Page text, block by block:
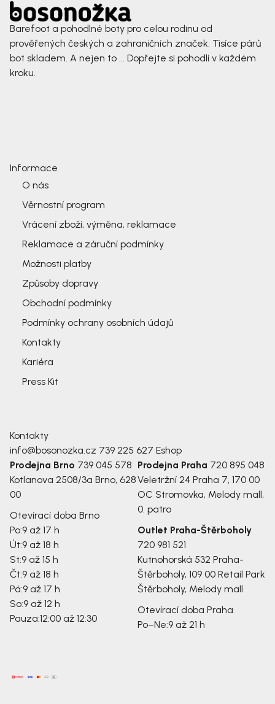
Barefoot a pohodlné boty pro celou rodinu od
prověřených českých a zahraničních značek. Tisíce párů
bot skladem. A nejen to ... Dopřejte si pohodlí v každém
kroku.
Informace
O nás
Věrnostní program
Vrácení zboží, výměna, reklamace
Reklamace a záruční podmínky
Možnosti platby
Způsoby dopravy
Obchodní podmínky
Podmínky ochrany osobních údajů
Kontakty
Kariéra
Press Kit
Kontakty
info@bosonozka.cz 739 225 627 Eshop
Prodejna Brno 739 045 578
Kotlanova 2508/3a Brno, 628
00
Otevírací doba Brno
Po:9 až 17 h
Út:9 až 18 h
St:9 až 15 h
Čt:9 až 18 h
Pá:9 až 17 h
So:9 až 12 h
Pauza:12:00 až 12:30
Prodejna Praha 720 895 048
Veletržní 24 Praha 7, 170 00
OC Stromovka, Melody mall,
0. patro
Outlet Praha-Štěrboholy
720 981 521
Kutnohorská 532 Praha-
Štěrboholy, 109 00 Retail Park
Štěrboholy, Melody mall
Otevírací doba Praha
Po–Ne:9 až 21 h